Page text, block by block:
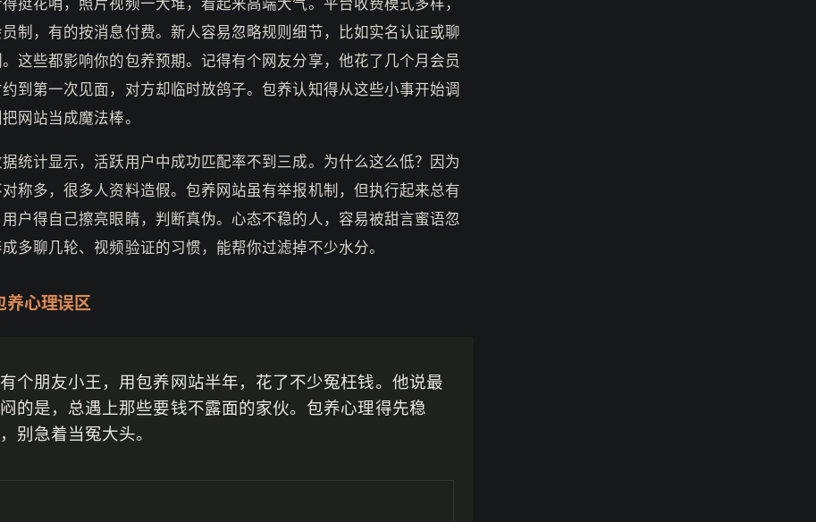
制，有的按消息付费。新人容易忽略规则细节，比如实名认证或聊
这些都影响你的包养预期。记得有个网友分享，他花了几个月会员
到第一次见面，对方却临时放鸽子。包养认知得从这些小事开始调
网站当成魔法棒。
统计显示，活跃用户中成功匹配率不到三成。为什么这么低？因为
称多，很多人资料造假。包养网站虽有举报机制，但执行起来总有
户得自己擦亮眼睛，判断真伪。心态不稳的人，容易被甜言蜜语忽
多聊几轮、视频验证的习惯，能帮你过滤掉不少水分。
养心理误区
个朋友小王，用包养网站半年，花了不少冤枉钱。他说最
的是，总遇上那些要钱不露面的家伙。包养心理得先稳
别急着当冤大头。